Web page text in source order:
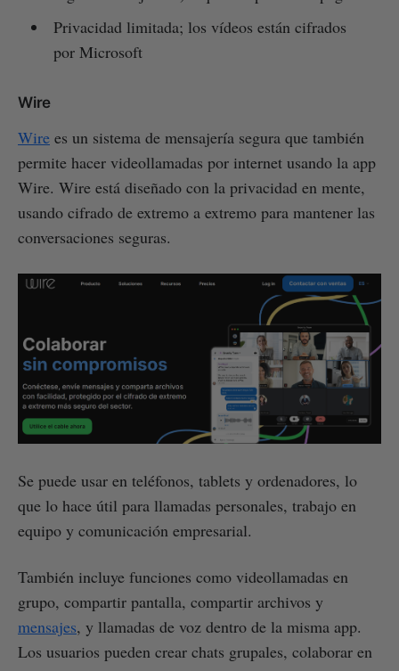
Privacidad limitada; los vídeos están cifrados
por Microsoft
Wire
Wire es un sistema de mensajería segura que también
permite hacer videollamadas por internet usando la app
Wire. Wire está diseñado con la privacidad en mente,
usando cifrado de extremo a extremo para mantener las
conversaciones seguras.
Se puede usar en teléfonos, tablets y ordenadores, lo
que lo hace útil para llamadas personales, trabajo en
equipo y comunicación empresarial.
También incluye funciones como videollamadas en
grupo, compartir pantalla, compartir archivos y
mensajes, y llamadas de voz dentro de la misma app.
Los usuarios pueden crear chats grupales, colaborar en